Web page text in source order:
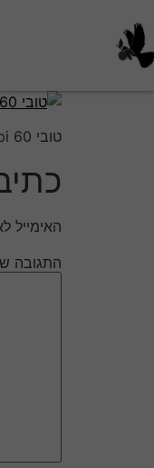
טובי 60 tubi
האימייל
התגובה